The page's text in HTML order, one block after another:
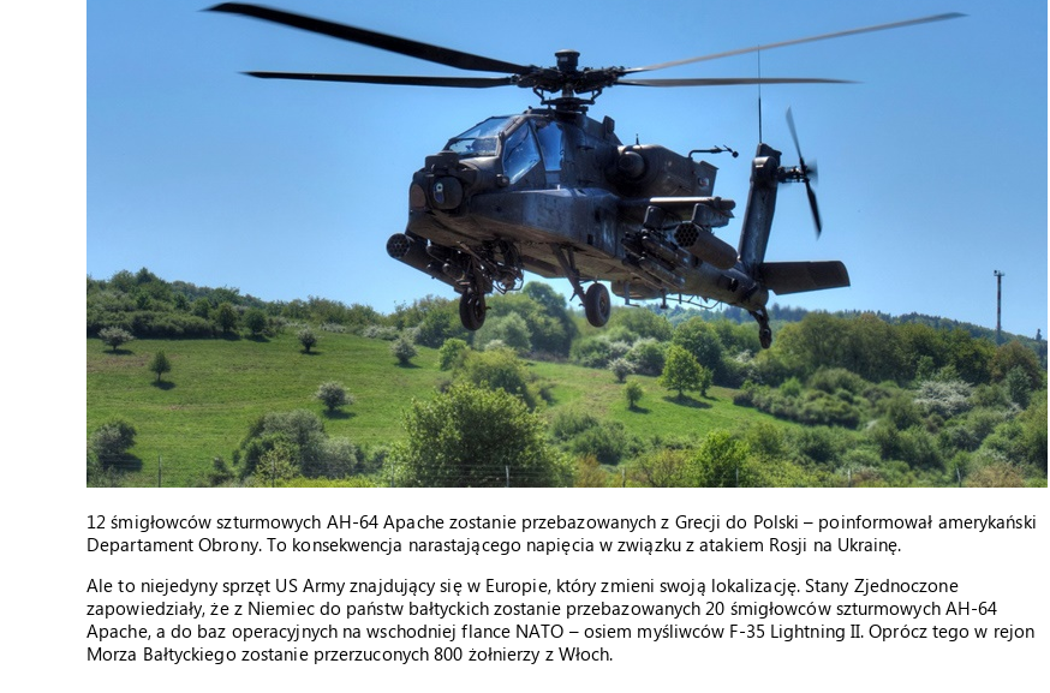
12 śmigłowców szturmowych AH-64 Apache zostanie przebazowanych z Grecji do Polski – poinformował amerykański
Departament Obrony. To konsekwencja narastającego napięcia w związku z atakiem Rosji na Ukrainę.
Ale to niejedyny sprzęt US Army znajdujący się w Europie, który zmieni swoją lokalizację. Stany Zjednoczone
zapowiedziały, że z Niemiec do państw bałtyckich zostanie przebazowanych 20 śmigłowców szturmowych AH-64
Apache, a do baz operacyjnych na wschodniej flance NATO – osiem myśliwców F-35 Lightning II. Oprócz tego w rejon
Morza Bałtyckiego zostanie przerzuconych 800 żołnierzy z Włoch.